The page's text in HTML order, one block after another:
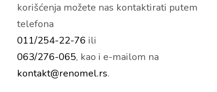
korišćenja možete nas kontaktirati putem
telefona
011/254-22-76 ili
063/276-065, kao i e-mailom na
kontakt@renomel.rs.